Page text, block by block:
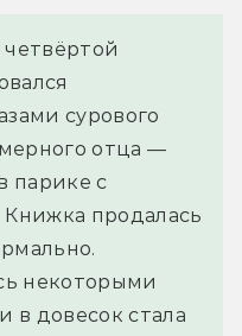
сурового
отца —
парике с
Книжка продалась
некоторыми
в довесок стала